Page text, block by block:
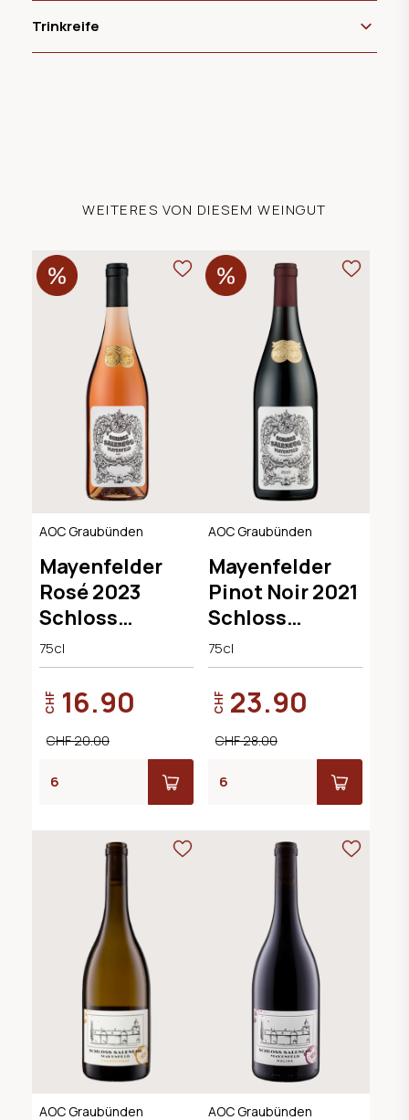
Trinkreife
WEITERES VON DIESEM WEINGUT
AOC Graubünden
Mayenfelder
Rosé 2023
Schloss
Salenegg
75cl
CHF 16.90
CHF 20.00
AOC Graubünden
Mayenfelder
Pinot Noir 2021
Schloss
Salenegg
75cl
CHF 23.90
CHF 28.00
AOC Graubünden AOC Graubünden